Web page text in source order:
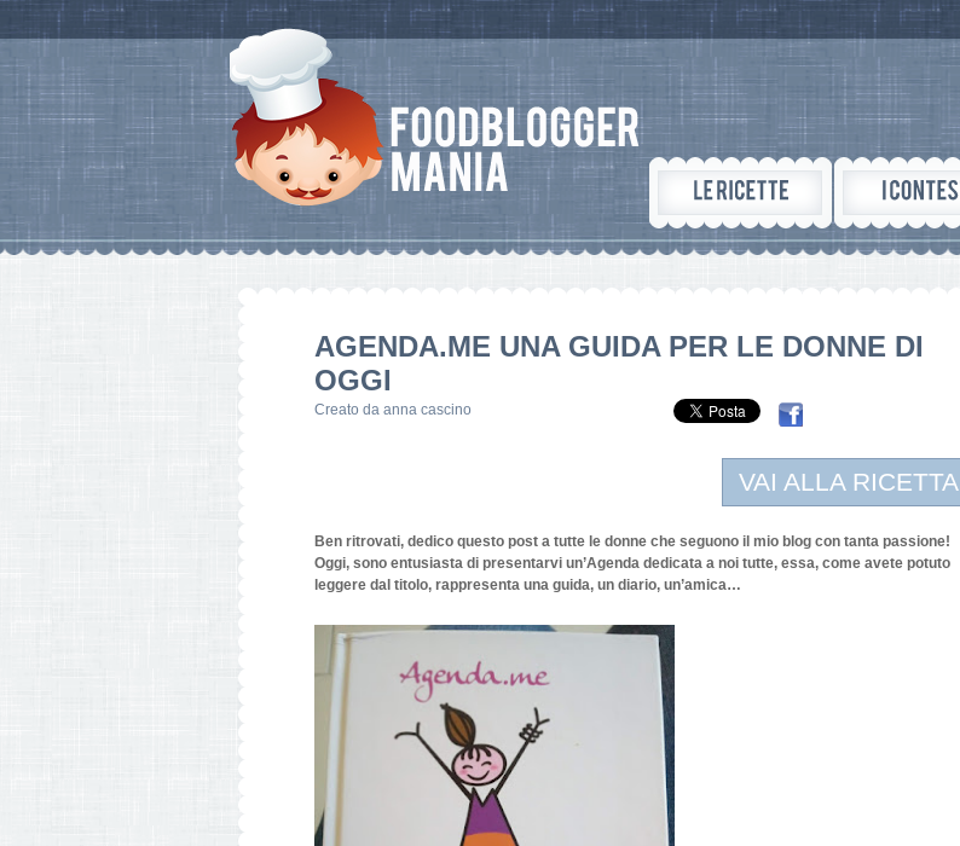
AGENDA.ME UNA GUIDA PER LE DONNE DI
OGGI
Creato da anna cascino
VAI ALLA RICETTA
Ben ritrovati, dedico questo post a tutte le donne che seguono il mio blog con tanta passione!
Oggi, sono entusiasta di presentarvi un’Agenda dedicata a noi tutte, essa, come avete potuto
leggere dal titolo, rappresenta una guida, un diario, un’amica…